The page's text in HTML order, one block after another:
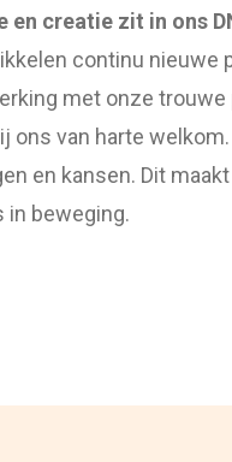
en creatie zit in ons
continu nieuwe
met onze
ons van harte
en kansen. Dit
in beweging.